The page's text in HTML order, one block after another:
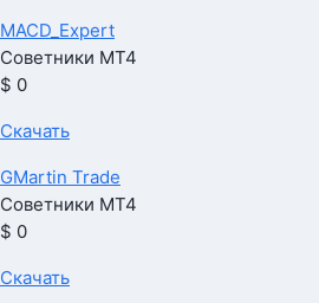
MACD_Expert
Советники МТ4
$ 0
Скачать
GMartin Trade
Советники МТ4
$ 0
Скачать